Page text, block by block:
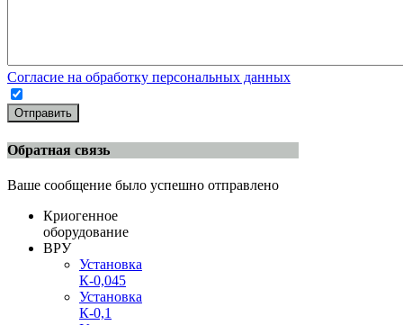
Согласие на обработку персональных данных
Отправить
Обратная связь
Ваше сообщение было успешно отправлено
Криогенное
оборудование
ВРУ
Установка
К-0,045
Установка
К-0,1